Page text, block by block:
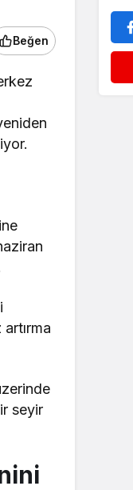
Beğen
seyir